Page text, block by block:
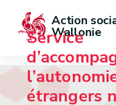
Action
Wallonie
Service
étrangers